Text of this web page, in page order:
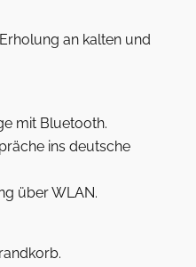
an kalten und
mit Bluetooth.
ins deutsche
über WLAN.